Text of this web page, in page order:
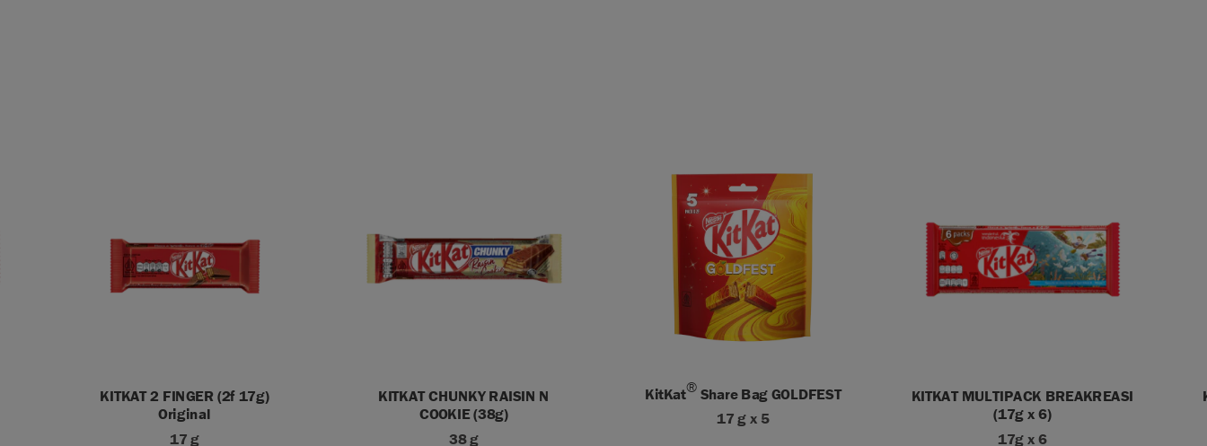
KITKAT 2 FINGER (2f 17g)
Original
17 g
KITKAT CHUNKY RAISIN N
COOKIE (38g)
38 g
KitKat®Share Bag GOLDFEST
17 g x 5
KITKAT MULTIPACK BREAKREASI
(17g x 6)
17g x 6